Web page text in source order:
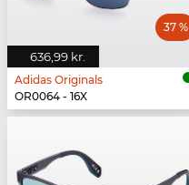
636,99 kr.
37 %
Adidas Originals
OR0064 - 16X